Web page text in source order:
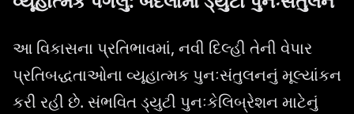
આ વિકાસના પ્રતિભાવમાં, નવી દિલ્હી તેની વેપાર
પ્રતિબદ્ધતાઓના વ્યૂહાત્મક પુનઃસંતુલનનું મૂલ્યાંકન
કરી રહી છે. સંભવિત ડ્યુટી પુનઃકેલિબ્રેશન માટેનું